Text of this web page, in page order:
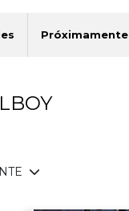
Próximamente